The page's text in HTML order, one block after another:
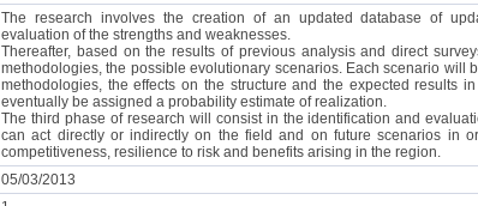
The research involves the creation of an updated database of
evaluation of the strengths and weaknesses.
Thereafter, based on the results of previous analysis and direct
methodologies, the possible evolutionary scenarios. Each scenario will
methodologies, the effects on the structure and the expected results
eventually be assigned a probability estimate of realization.
The third phase of research will consist in the identification and
can act directly or indirectly on the field and on future scenarios in
competitiveness, resilience to risk and benefits arising in the region.
05/03/2013